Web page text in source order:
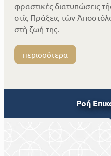
φραστικές διατυπώσεις
στίς Πράξεις τῶν
στὴ ζωή της.
περισσότερα
Ροή